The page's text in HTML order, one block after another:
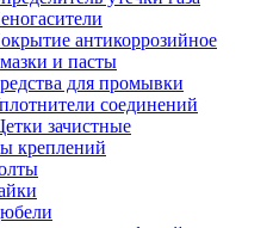
антикоррозийное
и пасты
для промывки
соединений
зачистные
креплений